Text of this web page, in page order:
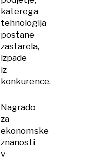
katerega
tehnologija
postane
zastarela,
izpade
iz
konkurence.
Nagrado
za
ekonomske
znanosti
v